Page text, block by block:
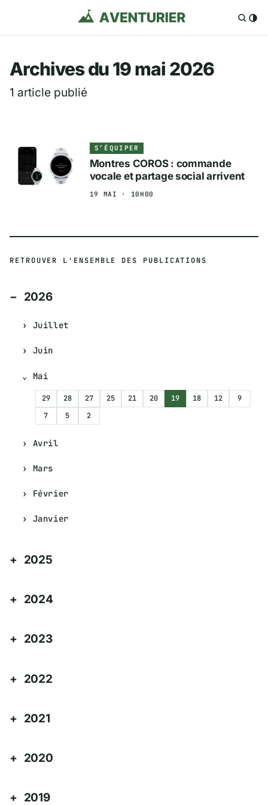
Aventurier.fr —
Archives du 19 mai 2026
1 article publié
S’ÉQUIPER
Montres COROS : commande
vocale et partage social arrivent
19 MAI · 10H00
RETROUVER L'ENSEMBLE DES PUBLICATIONS
2026
Juillet
Juin
Mai
29 28 27 25 21 20 19 18 12
9
7
5 2
Avril
Mars
Février
Janvier
2025
2024
2023
2022
2021
2020
2019